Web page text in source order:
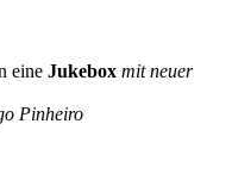
eine Jukebox mit neuer
Pinheiro